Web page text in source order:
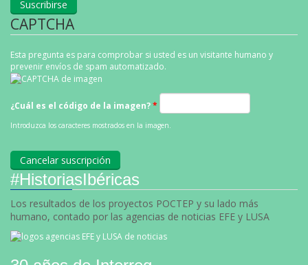
CAPTCHA
Esta pregunta es para comprobar si usted es un visitante humano y
prevenir envíos de spam automatizado.
¿Cuál es el código de la imagen?*
Introduzca los caracteres mostrados en la imagen.
#HistoriasIbéricas
Los resultados de los proyectos POCTEP y su lado más
humano, contado por las agencias de noticias EFE y LUSA